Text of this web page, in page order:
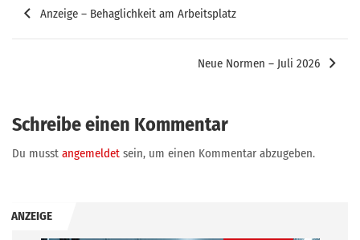
Anzeige – Behaglichkeit am Arbeitsplatz
Neue Normen – Juli 2026
Schreibe einen Kommentar
Du musst angemeldet sein, um einen Kommentar abzugeben.
ANZEIGE